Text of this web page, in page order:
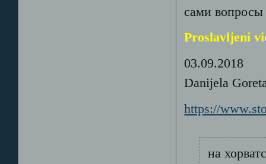
сами
Proslavljeni
03.09.2018
Danijela
https://
на